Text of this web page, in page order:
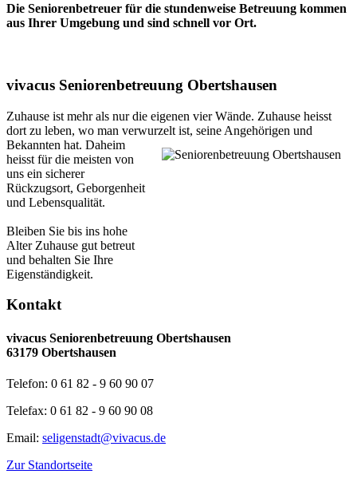
Die Seniorenbetreuer für die stundenweise Betreuung kommen
aus Ihrer Umgebung und sind schnell vor Ort.
vivacus Seniorenbetreuung Obertshausen
Zuhause ist mehr als nur die eigenen vier Wände. Zuhause heisst
dort zu leben, wo man verwurzelt ist, seine Angehörigen und
Bekannten hat. Daheim
heisst für die meisten von
uns ein sicherer
Rückzugsort, Geborgenheit
und Lebensqualität.
Bleiben Sie bis ins hohe
Alter Zuhause gut betreut
und behalten Sie Ihre
Eigenständigkeit.
Kontakt
vivacus Seniorenbetreuung Obertshausen
63179 Obertshausen
Telefon: 0 61 82 - 9 60 90 07
Telefax: 0 61 82 - 9 60 90 08
Email: seligenstadt@vivacus.de
Zur Standortseite